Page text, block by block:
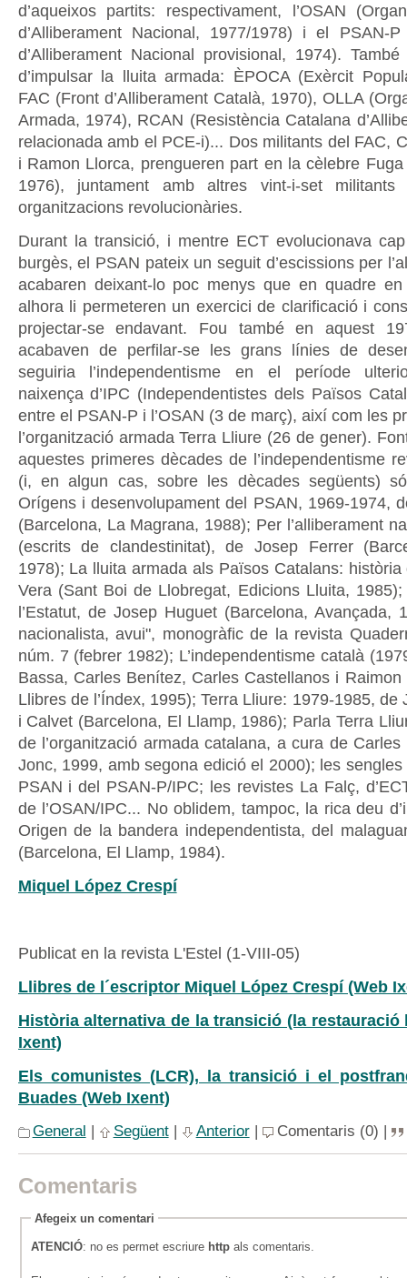
d’aqueixos partits: respectivament, l’OSAN
d’Alliberament Nacional, 1977/1978) i el PSAN-
d’Alliberament Nacional provisional, 1974).
d’impulsar la lluita armada: ÈPOCA (Exèrcit
FAC (Front d’Alliberament Català, 1970), OLLA
Armada, 1974), RCAN (Resistència Catalana
relacionada amb el PCE-i)... Dos militants del FAC,
i Ramon Llorca, prengueren part en la cèlebre
1976), juntament amb altres vint-i-set militants
organitzacions revolucionàries.
Durant la transició, i mentre ECT evolucionava cap
burgès, el PSAN pateix un seguit d’escissions per
acabaren deixant-lo poc menys que en quadre
alhora li permeteren un exercici de clarificació i
projectar-se endavant. Fou també en aquest
acabaven de perfilar-se les grans línies de
seguiria l’independentisme en el període
naixença d’IPC (Independentistes dels Països
entre el PSAN-P i l’OSAN (3 de març), així com les
l’organització armada Terra Lliure (26 de gener).
aquestes primeres dècades de l’independentisme
(i, en algun cas, sobre les dècades següents)
Orígens i desenvolupament del PSAN, 1969-1974,
(Barcelona, La Magrana, 1988); Per l’alliberament
(escrits de clandestinitat), de Josep Ferrer
1978); La lluita armada als Països Catalans:
Vera (Sant Boi de Llobregat, Edicions Lluita,
l’Estatut, de Josep Huguet (Barcelona, Avançada,
nacionalista, avui", monogràfic de la revista
núm. 7 (febrer 1982); L’independentisme català
Bassa, Carles Benítez, Carles Castellanos i
Llibres de l’Índex, 1995); Terra Lliure: 1979-1985, de
i Calvet (Barcelona, El Llamp, 1986); Parla Terra
de l’organització armada catalana, a cura de
Jonc, 1999, amb segona edició el 2000); les
PSAN i del PSAN-P/IPC; les revistes La Falç,
de l’OSAN/IPC... No oblidem, tampoc, la rica deu
Origen de la bandera independentista, del
(Barcelona, El Llamp, 1984).
Miquel López Crespí
Publicat en la revista L'Estel (1-VIII-05)
Llibres de l´escriptor Miquel López Crespí (Web
Història alternativa de la transició (la restauració
Ixent)
Els comunistes (LCR), la transició i el
Buades (Web Ixent)
General | Següent| Anterior| Comentaris (0) |
Comentaris
Afegeix un comentari
ATENCIÓ: no es permet escriure httpals comentaris.